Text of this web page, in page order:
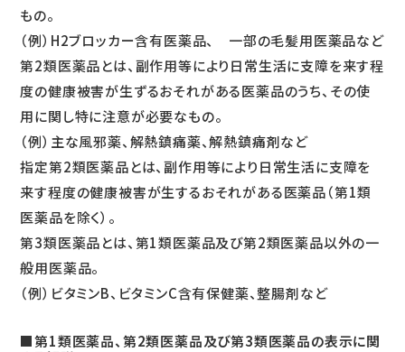
もの。
（例）H2ブロッカー含有医薬品、 一部の毛髪用医薬品など
第2類医薬品とは、副作用等により日常生活に支障を来す程
度の健康被害が生ずるおそれがある医薬品のうち、その使
用に関し特に注意が必要なもの。
（例）主な風邪薬、解熱鎮痛薬、解熱鎮痛剤など
指定第2類医薬品とは、副作用等により日常生活に支障を
来す程度の健康被害が生するおそれがある医薬品（第1類
医薬品を除く）。
第3類医薬品とは、第1類医薬品及び第2類医薬品以外の一
般用医薬品。
（例）ビタミンB、ビタミンC含有保健薬、整腸剤など
■第1類医薬品、第2類医薬品及び第3類医薬品の表示に関